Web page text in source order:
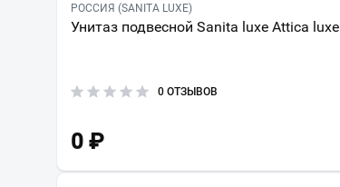
РОССИЯ (SANITA LUXE)
Унитаз подвесной Sanita luxe Attica luxe
0 ОТЗЫВОВ
0 ₽